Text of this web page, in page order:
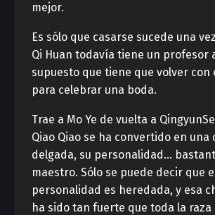
mejor.
Es sólo que casarse sucede una
Qi Huan todavía tiene un profesor
supuesto que tiene que volver con
para celebrar una boda.
Trae a Mo Ye de vuelta a
Qiao Qiao se ha convertido en una
delgada, su personalidad…
maestro. Sólo se puede decir que
personalidad es heredada, y esa
ha sido tan fuerte que toda la